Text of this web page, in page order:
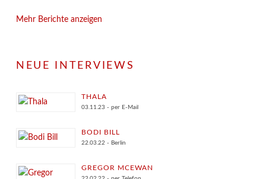
Mehr Berichte anzeigen
NEUE INTERVIEWS
THALA
03.11.23 - per E-Mail
BODI BILL
22.03.22 - Berlin
GREGOR MCEWAN